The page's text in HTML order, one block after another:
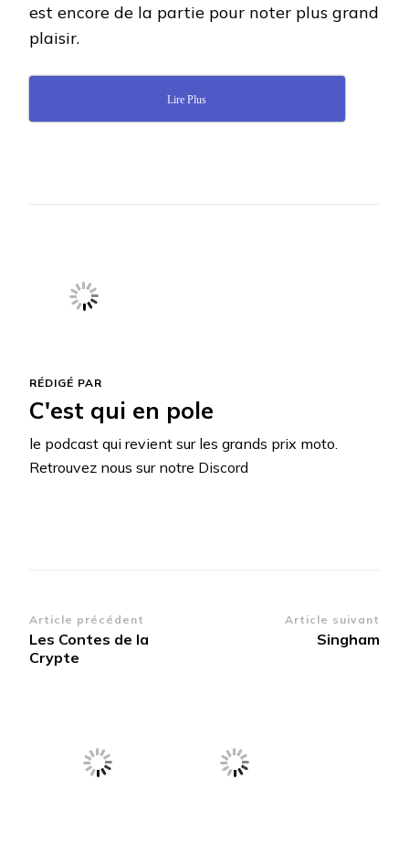
est encore de la partie pour noter plus grand
plaisir.
Lire Plus
RÉDIGÉ PAR
C'est qui en pole
le podcast qui revient sur les grands prix moto.
Retrouvez nous sur notre Discord
Navigation
d’article
Article précédent
Les Contes de la
Crypte
Article suivant
Singham